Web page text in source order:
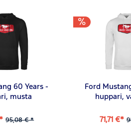
60 Years -
musta
95,08 € *
Ford
huppari,
71,71 €*